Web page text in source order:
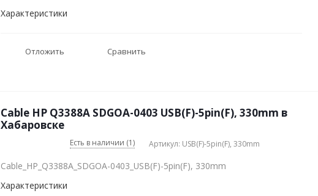
Характеристики
Отложить Сравнить
Cable HP Q3388A SDGOA-0403 USB(F)-5pin(F), 330mm в
Хабаровске
Есть в наличии (1) Артикул: USB(F)-5pin(F), 330mm
Cable_HP_Q3388A_SDGOA-0403_USB(F)-5pin(F), 330mm
Характеристики